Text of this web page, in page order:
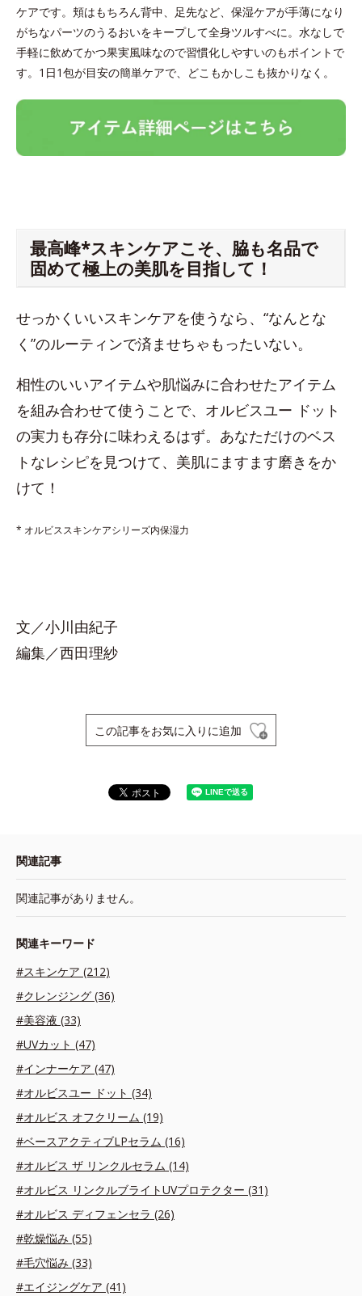
ケアです。頬はもちろん背中、足先など、保湿ケアが手薄になり
がちなパーツのうるおいをキープして全身ツルすべに。水なしで
手軽に飲めてかつ果実風味なので習慣化しやすいのもポイントで
す。1日1包が目安の簡単ケアで、どこもかしこも抜かりなく。
最高峰*スキンケアこそ、脇も名品で
固めて極上の美肌を目指して！
せっかくいいスキンケアを使うなら、“なんとな
く”のルーティンで済ませちゃもったいない。
相性のいいアイテムや肌悩みに合わせたアイテム
を組み合わせて使うことで、オルビスユー ドット
の実力も存分に味わえるはず。あなただけのベス
トなレシピを見つけて、美肌にますます磨きをか
けて！
* オルビススキンケアシリーズ内保湿力
文／小川由紀子
編集／西田理紗
この記事をお気に入りに追加
関連記事
関連記事がありません。
関連キーワード
#スキンケア (212)
#クレンジング (36)
#美容液 (33)
#UVカット (47)
#インナーケア (47)
#オルビスユー ドット (34)
#オルビス オフクリーム (19)
#ベースアクティブLPセラム (16)
#オルビス ザ リンクルセラム (14)
#オルビス リンクルブライトUVプロテクター (31)
#オルビス ディフェンセラ (26)
#乾燥悩み (55)
#毛穴悩み (33)
#エイジングケア (41)